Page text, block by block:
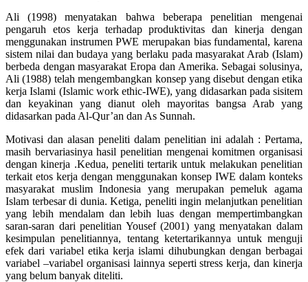
Ali (1998) menyatakan bahwa beberapa penelitian mengenai
pengaruh etos kerja terhadap produktivitas dan kinerja dengan
menggunakan instrumen PWE merupakan bias fundamental, karena
sistem nilai dan budaya yang berlaku pada masyarakat Arab (Islam)
berbeda dengan masyarakat Eropa dan Amerika. Sebagai solusinya,
Ali (1988) telah mengembangkan konsep yang disebut dengan etika
kerja Islami (Islamic work ethic-IWE), yang didasarkan pada sisitem
dan keyakinan yang dianut oleh mayoritas bangsa Arab yang
didasarkan pada Al-Qur’an dan As Sunnah.
Motivasi dan alasan peneliti dalam penelitian ini adalah : Pertama,
masih bervariasinya hasil penelitian mengenai komitmen organisasi
dengan kinerja .Kedua, peneliti tertarik untuk melakukan penelitian
terkait etos kerja dengan menggunakan konsep IWE dalam konteks
masyarakat muslim Indonesia yang merupakan pemeluk agama
Islam terbesar di dunia. Ketiga, peneliti ingin melanjutkan penelitian
yang lebih mendalam dan lebih luas dengan mempertimbangkan
saran-saran dari penelitian Yousef (2001) yang menyatakan dalam
kesimpulan penelitiannya, tentang ketertarikannya untuk menguji
efek dari variabel etika kerja islami dihubungkan dengan berbagai
variabel –variabel organisasi lainnya seperti stress kerja, dan kinerja
yang belum banyak diteliti.